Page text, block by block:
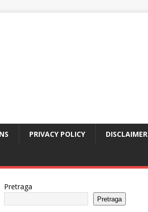
PRIVACY POLICY DISCLAIMER
Pretraga
Pretraga